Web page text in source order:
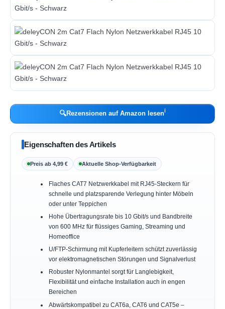
🔍Rezensionen auf Amazon lesenℹ︎
Eigenschaften des Artikels
Preis ab 4,99 € Aktuelle Shop-Verfügbarkeit
Flaches CAT7 Netzwerkkabel mit RJ45-Steckern für
schnelle und platzsparende Verlegung hinter Möbeln
oder unter Teppichen
Hohe Übertragungsrate bis 10 Gbit/s und Bandbreite
von 600 MHz für flüssiges Gaming, Streaming und
Homeoffice
U/FTP-Schirmung mit Kupferleitern schützt zuverlässig
vor elektromagnetischen Störungen und Signalverlust
Robuster Nylonmantel sorgt für Langlebigkeit,
Flexibilität und einfache Installation auch in engen
Bereichen
Abwärtskompatibel zu CAT6a, CAT6 und CAT5e –